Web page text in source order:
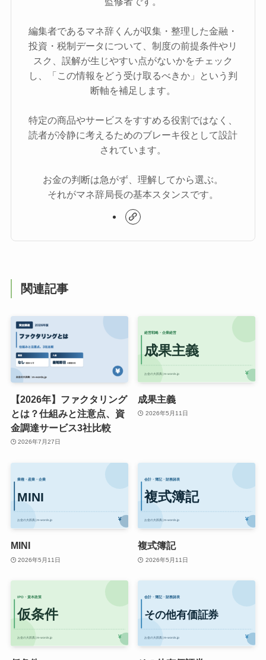
編集者であるマネ辞くんが収集・整理した金融・
投資・税制データについて、制度の前提条件やリ
スク、誤解が生じやすい点がないかをチェック
し、「この情報をどう受け取るべきか」という判
断軸を補足します。
特定の商品やサービスをすすめる役割ではなく、
読者が冷静に考えるためのブレーキ役として設計
されています。
お金の判断は急がず、理解してから選ぶ。
それがマネ辞局長の基本スタンスです。
関連記事
【2026年】ファクタリング
とは？仕組みと注意点、資
金調達サービス3社比較
2026年7月27日
成果主義
2026年5月11日
MINI
2026年5月11日
複式簿記
2026年5月11日